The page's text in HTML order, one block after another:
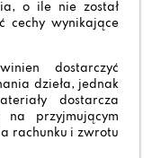
o ile nie został
cechy wynikające
dostarczyć
dzieła, jednak
dostarcza
przyjmującym
rachunku i zwrotu